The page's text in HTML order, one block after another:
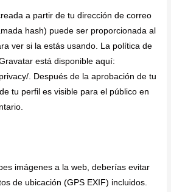
a partir de tu dirección de correo
hash) puede ser proporcionada al
ver si la estás usando. La política de
está disponible aquí:
. Después de la aprobación de tu
tu perfil es visible para el público en
imágenes a la web, deberías evitar
de ubicación (GPS EXIF) incluidos.